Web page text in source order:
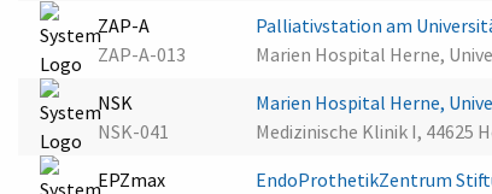
ZAP-A
ZAP-A-013
Palliativstation am
Marien Hospital Herne,
NSK
NSK-041
Marien Hospital Herne,
Medizinische Klinik I, 44625
EPZmax
EndoProthetikZentrum